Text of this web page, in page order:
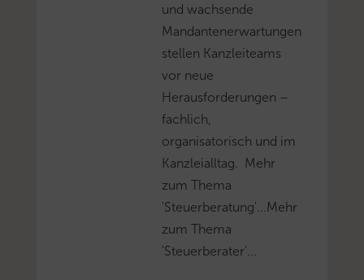
und wachsende
Mandantenerwartungen
stellen Kanzleiteams
vor neue
Herausforderungen –
fachlich,
organisatorisch und im
Kanzleialltag. Mehr
zum Thema
'Steuerberatung'...Mehr
zum Thema
'Steuerberater'...